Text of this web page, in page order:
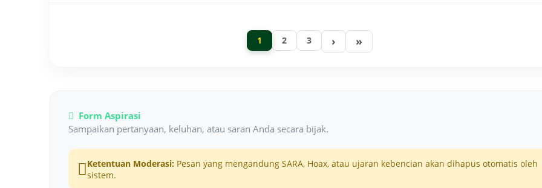
1 2 3 › »
Form Aspirasi
Sampaikan pertanyaan, keluhan, atau saran Anda secara bijak.
Ketentuan Moderasi: Pesan yang mengandung SARA, Hoax, atau ujaran kebencian akan dihapus otomatis oleh
sistem.